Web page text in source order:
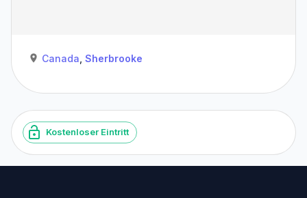
Canada Sherbrooke
Kostenloser Eintritt